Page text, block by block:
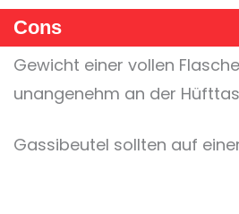
Cons
Gewicht einer vollen
unangenehm an der
Gassibeutel sollten auf